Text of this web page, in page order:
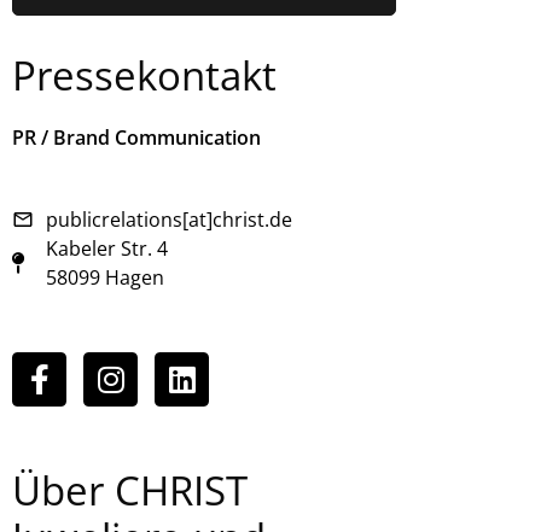
Pressekontakt
PR / Brand Communication
publicrelations[at]christ.de
Kabeler Str. 4
58099 Hagen
Über CHRIST